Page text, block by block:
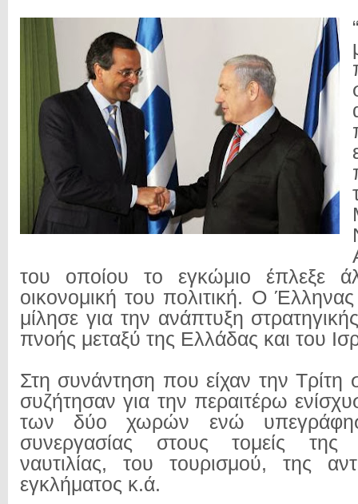
του οποίου το εγκώμιο έπλεξε
οικονομική του πολιτική. Ο
μίλησε για την ανάπτυξη
πνοής μεταξύ της Ελλάδας και του
Στη συνάντηση που είχαν την Τρίτη
συζήτησαν για την περαιτέρω
των δύο χωρών ενώ
συνεργασίας στους τομείς της
ναυτιλίας, του τουρισμού, της
εγκλήματος κ.ά.